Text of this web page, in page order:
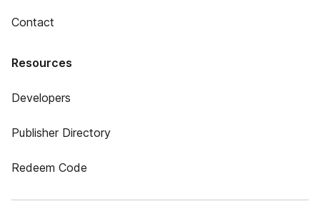
Contact
Resources
Developers
Publisher Directory
Redeem Code